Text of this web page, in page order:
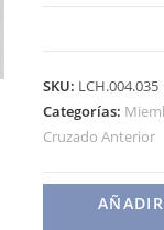
TRANSVERSAL
SKU: LCH.004.035
Categorías:
Cruzado Anterior